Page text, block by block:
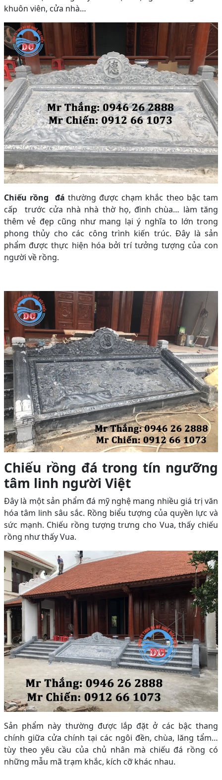
khuôn viên, cửa nhà…
Chiếu rồng đá thường được chạm khắc theo bậc tam
cấp trước cửa nhà nhà thờ họ, đình chùa… làm tăng
thêm vẻ đẹp cũng như mang lại ý nghĩa to lớn trong
phong thủy cho các công trình kiến trúc. Đây là sản
phẩm được thực hiện hóa bởi trí tưởng tượng của con
người về rồng.
Chiếu rồng đá trong tín ngưỡng
tâm linh người Việt
Đây là một sản phẩm đá mỹ nghệ mang nhiều giá trị văn
hóa tâm linh sâu sắc. Rồng biểu tượng của quyền lực và
sức mạnh. Chiếu rồng tượng trưng cho Vua, thấy chiếu
rồng như thấy Vua.
Sản phẩm này thường được lắp đặt ở các bậc thang
chính giữa cửa chính tại các ngôi đền, chùa, lăng tẩm…
tùy theo yêu cầu của chủ nhân mà chiếu đá rồng có
những mẫu mã trạm khắc, kích cỡ khác nhau.